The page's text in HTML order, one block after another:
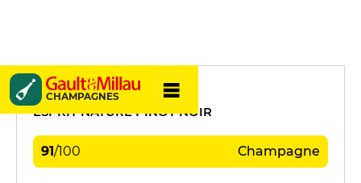
CHAMPAGNES
Delong Marlene
ESPRIT NATURE PINOT NOIR
91/100 Champagne